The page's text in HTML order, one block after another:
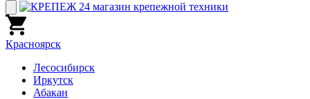
Красноярск
Лесосибирск
Иркутск
Абакан